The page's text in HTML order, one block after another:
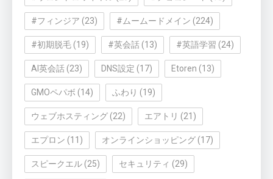
#フィンジア (23) #ムームードメイン (224)
#初期脱毛 (19) #英会話 (13) #英語学習 (24)
AI英会話 (23) DNS設定 (17) Etoren (13)
GMOペパボ (14) ふわり (19)
ウェブホスティング (22) エアトリ (21)
エプロン (11) オンラインショッピング (17)
スピークエル (25) セキュリティ (29)